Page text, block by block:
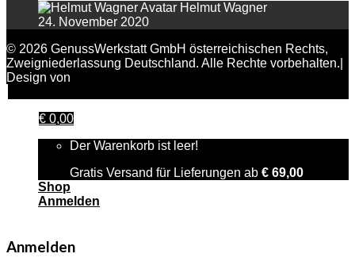
Helmut Wagner
24. November 2020
© 2026 GenussWerkstatt GmbH österreichischen Rechts,
Zweigniederlassung Deutschland. Alle Rechte vorbehalten.|
Design von
€ 0,00
Der Warenkorb ist leer!
Gratis Versand für Lieferungen ab € 69,00
Shop
Anmelden
Anmelden